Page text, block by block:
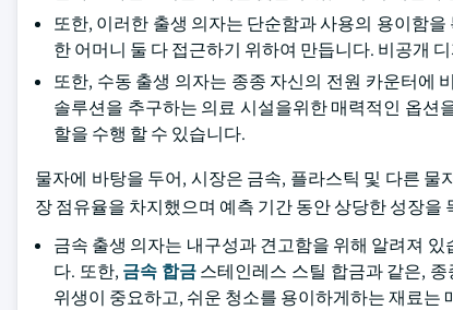
또한, 이러한 출생 의자는 단순함과 사용의 용이함
한 어머니 둘 다 접근하기 위하여 만듭니다. 비공개
또한, 수동 출생 의자는 종종 자신의 전원 카운터에
솔루션을 추구하는 의료 시설을위한 매력적인 옵션
할을 수행 할 수 있습니다.
물자에 바탕을 두어, 시장은 금속, 플라스틱 및 다른 물
장 점유율을 차지했으며 예측 기간 동안 상당한 성장을
금속 출생 의자는 내구성과 견고함을 위해 알려져
다. 또한, 금속 합금스테인레스 스틸 합금과 같은, 종
위생이 중요하고, 쉬운 청소를 용이하게하는 재료는